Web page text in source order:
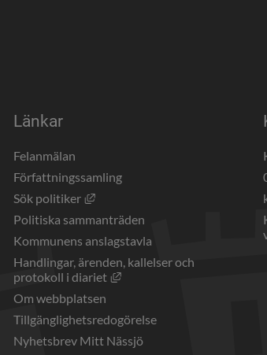
öppnas i nytt fönster.
Länkar
Felanmälan
Författningssamling
Sök politiker
Länk till annan webbplats,
Politiska sammanträden
Kommunens anslagstavla
Handlingar, ärenden, kallelser och
protokoll i diariet
Länk till annan webbplats,
Om webbplatsen
Tillgänglighetsredogörelse
Nyhetsbrev Mitt Nässjö